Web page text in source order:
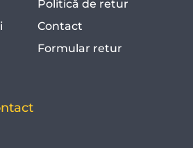
Politică de retur
Contact
Formular retur